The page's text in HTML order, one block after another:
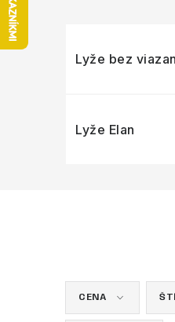
Lyže bez
Lyže Elan
CENA